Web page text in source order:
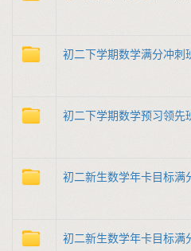
初二下学期数学满分冲刺
初二下学期数学预习领先
初二新生数学年卡目标满
初二新生数学年卡目标满